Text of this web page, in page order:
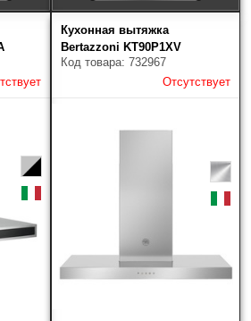
вами продукции мы
Кухонная вытяжка
Bertazzoni KT90P1XV
Код товара: 732967
Отсутствует